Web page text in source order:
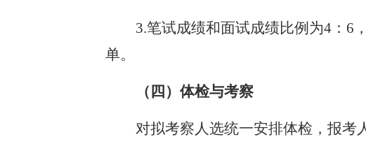
3.笔试成绩和面试成绩比例为4：6
单。
（四） 体检与考察
对拟考察人选统一安排体检，报考